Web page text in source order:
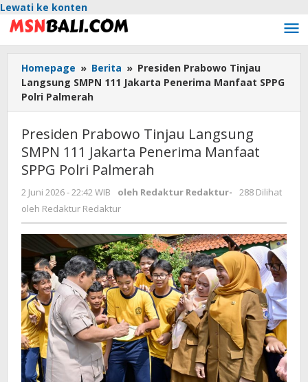
Lewati ke konten
Homepage » Berita » Presiden Prabowo Tinjau
Langsung SMPN 111 Jakarta Penerima Manfaat SPPG
Polri Palmerah
Presiden Prabowo Tinjau Langsung
SMPN 111 Jakarta Penerima Manfaat
SPPG Polri Palmerah
2 Juni 2026 - 22:42 WIB oleh Redaktur Redaktur-
288 Dilihat
oleh Redaktur Redaktur